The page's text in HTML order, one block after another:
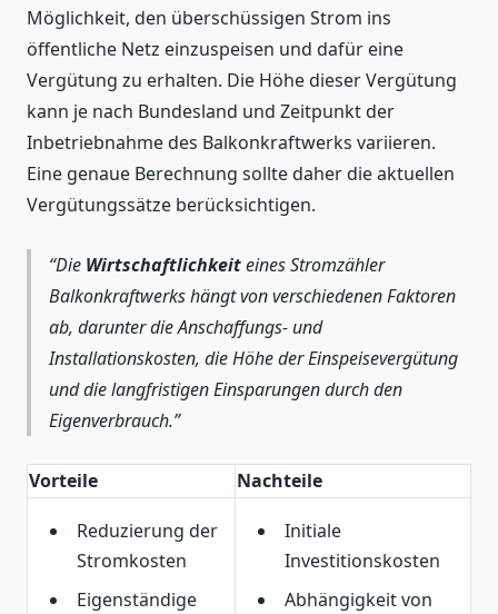
Möglichkeit, den überschüssigen Strom ins
öffentliche Netz einzuspeisen und dafür eine
Vergütung zu erhalten. Die Höhe dieser Vergütung
kann je nach Bundesland und Zeitpunkt der
Inbetriebnahme des Balkonkraftwerks variieren.
Eine genaue Berechnung sollte daher die aktuellen
Vergütungssätze berücksichtigen.
Die Wirtschaftlichkeiteines Stromzähler
Balkonkraftwerks hängt von verschiedenen Faktoren
ab, darunter die Anschaffungs- und
Installationskosten, die Höhe der Einspeisevergütung
und die langfristigen Einsparungen durch den
Eigenverbrauch.
Vorteile Nachteile
Reduzierung der
Stromkosten
Eigenständige
Initiale
Investitionskosten
Abhängigkeit von